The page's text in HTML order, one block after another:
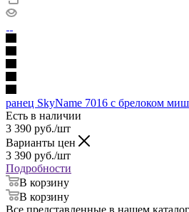
ранец SkyName 7016 с брелоком
Есть в наличии
3 390 руб./шт
Варианты цен
3 390 руб./шт
Подробности
В корзину
В корзину
Все представленные в нашем